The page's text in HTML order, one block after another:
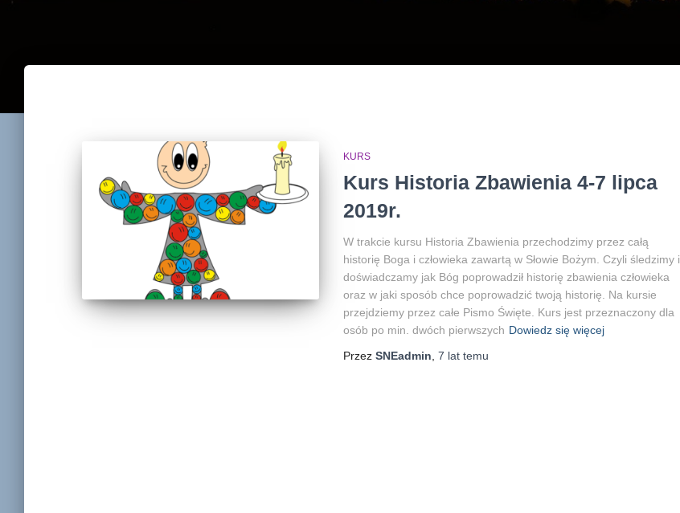
KURS
Kurs Historia Zbawienia 4-7 lipca
2019r.
W trakcie kursu Historia Zbawienia przechodzimy przez całą
historię Boga i człowieka zawartą w Słowie Bożym. Czyli śledzimy i
doświadczamy jak Bóg poprowadził historię zbawienia człowieka
oraz w jaki sposób chce poprowadzić twoją historię. Na kursie
przejdziemy przez całe Pismo Święte. Kurs jest przeznaczony dla
osób po min. dwóch pierwszych Dowiedz się więcej
Przez SNEadmin 7 lat temu